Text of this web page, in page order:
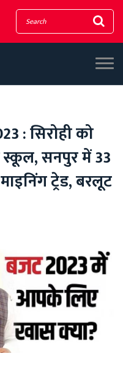
: सिरोही को
स्कूल, सनपुर में 33
ट्रेड, बरलूट